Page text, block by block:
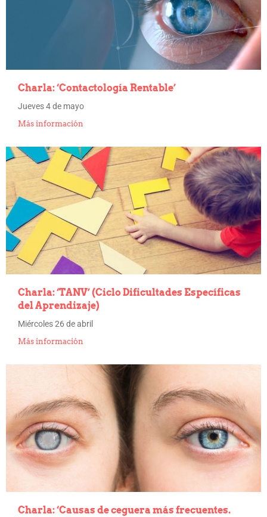
Charla: ‘Contactología Rentable’
Jueves 4 de mayo
Más información
Charla: ‘TANV’ (Ciclo Dificultades Específicas
del Aprendizaje)
Miércoles 26 de abril
Más información
Charla: ‘Causas de ceguera más frecuentes.